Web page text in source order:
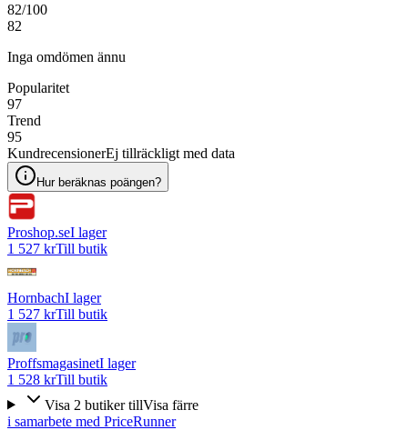
82/100
82
Inga omdömen ännu
Popularitet
97
Trend
95
KundrecensionerEj tillräckligt med data
Hur beräknas poängen?
Proshop.seI lager
1 527 krTill butik
HornbachI lager
1 527 krTill butik
ProffsmagasinetI lager
1 528 krTill butik
Visa 2 butiker tillVisa färre
i samarbete med PriceRunner